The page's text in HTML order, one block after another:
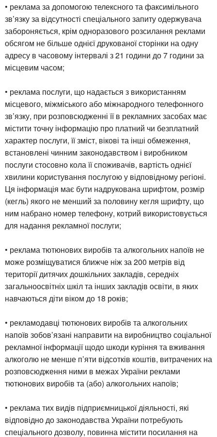
• реклама за допомогою телексного та факсимільного
зв’язку за відсутності спеціального запиту одержувача
забороняється, крім одноразового розсилання реклами
обсягом не більше однієї друкованої сторінки на одну
адресу в часовому інтервалі з 21 години до 7 години за
місцевим часом;
• реклама послуги, що надається з використанням
місцевого, міжміського або міжнародного телефонного
зв’язку, при розповсюдженні її в рекламних засобах має
містити точну інформацію про платний чи безплатний
характер послуги, її зміст, вікові та інші обмеження,
встановлені чинним законодавством і виробником
послуги стосовно кола її споживачів, вартість однієї
хвилини користування послугою у відповідному регіоні.
Ця інформація має бути надрукована шрифтом, розмір
(кегль) якого не менший за половину кегля шрифту, що
ним набрано номер телефону, котрий використовується
для надання рекламної послуги;
• реклама тютюнових виробів та алкогольних напоїв не
може розміщуватися ближче ніж за 200 метрів від
території дитячих дошкільних закладів, середніх
загальноосвітніх шкіл та інших закладів освіти, в яких
навчаються діти віком до 18 років;
• рекламодавці тютюнових виробів та алкогольних
напоїв зобов’язані направити на виробництво соціальної
рекламної інформації щодо шкоди куріння та вживання
алкоголю не менше п’яти відсотків коштів, витрачених на
розповсюдження ними в межах України реклами
тютюнових виробів та (або) алкогольних напоїв;
• реклама тих видів підприємницької діяльності, які
відповідно до законодавства України потребують
спеціального дозволу, повинна містити посилання на